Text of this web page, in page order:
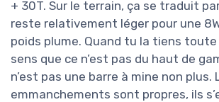
+ 30T. Sur le terrain, ça se traduit
reste relativement léger pour une
poids plume. Quand tu la tiens
sens que ce n’est pas du haut de
n’est pas une barre à mine non plus.
emmanchements sont propres, ils